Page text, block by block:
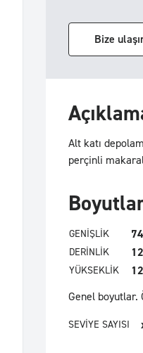
Bize
Alt katı
perçinli
GENIŞLIK
DERINLIK
YÜKSEKLIK
Genel boyutlar.
SEVIYE SAYISI